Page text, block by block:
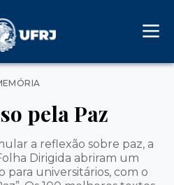
Categorias
pela Paz
a reflexão sobre paz, a
Dirigida abriram um
para universitários, com o